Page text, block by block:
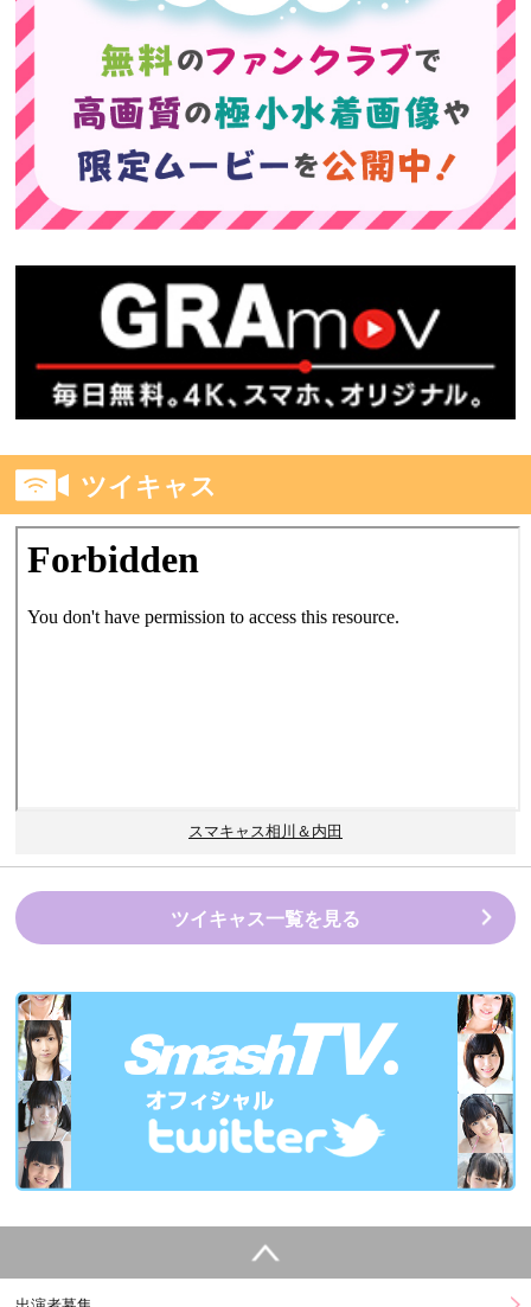
ツイキャス
スマキャス相川＆内田
ツイキャス一覧を見る